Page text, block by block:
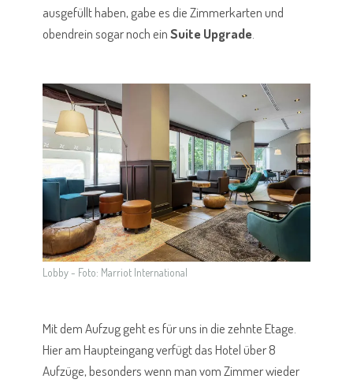
ausgefüllt haben, gabe es die Zimmerkarten und
obendrein sogar noch einSuite Upgrade
Lobby - Foto: Marriot International
Mit dem Aufzug geht es für uns in die zehnte Etage.
Hier am Haupteingang verfügt das Hotel über 8
Aufzüge, besonders wenn man vom Zimmer wieder